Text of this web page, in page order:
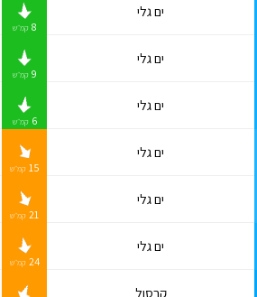
ים גלי
8 קמ״ש
ים גלי
9 קמ״ש
ים גלי
6 קמ״ש
ים גלי
15 קמ״ש
ים גלי
21 קמ״ש
ים גלי
24 קמ״ש
קרסול